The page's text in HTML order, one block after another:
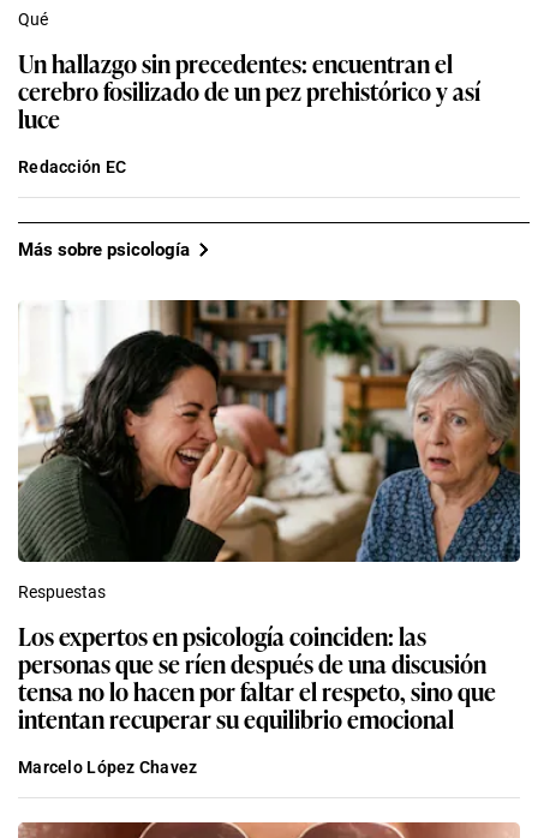
Qué
Un hallazgo sin precedentes: encuentran el
cerebro fosilizado de un pez prehistórico y así
luce
Redacción EC
Más sobre psicología
Respuestas
Los expertos en psicología coinciden: las
personas que se ríen después de una discusión
tensa no lo hacen por faltar el respeto, sino que
intentan recuperar su equilibrio emocional
Marcelo López Chavez